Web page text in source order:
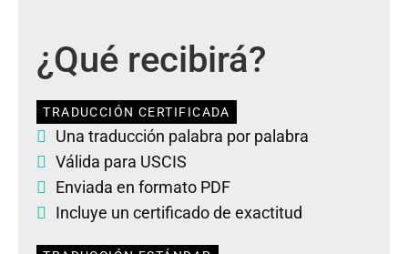
¿Qué recibirá?
TRADUCCIÓN CERTIFICADA
Una traducción palabra por palabra
Válida para USCIS
Enviada en formato PDF
Incluye un certificado de exactitud